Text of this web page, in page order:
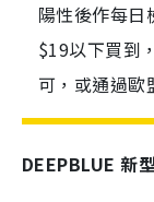
陽性後作每
$19以下買到
可，或通過歐
DEEPBLUE 新